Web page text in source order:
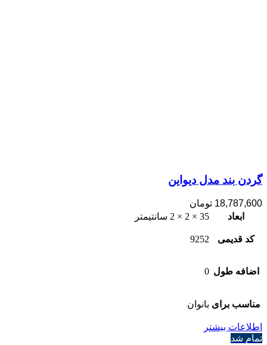
گردن بند مدل دیواین
18,787,600 تومان
ابعاد
35 × 2 × 2 سانتیمتر
کد قدیمی 9252
اضافه طول 0
مناسب برای بانوان
اطلاعات بیشتر
تمام شد